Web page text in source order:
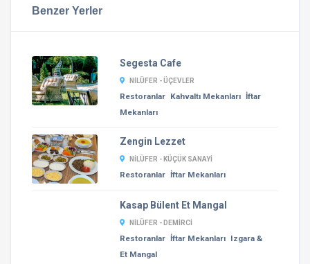
Benzer Yerler
Segesta Cafe
NILÜFER - ÜÇEVLER
Restoranlar Kahvaltı Mekanları İftar
Mekanları
Zengin Lezzet
NILÜFER - KÜÇÜK SANAYI
Restoranlar İftar Mekanları
Kasap Bülent Et Mangal
NILÜFER - DEMIRCI
Restoranlar İftar Mekanları Izgara &
Et Mangal